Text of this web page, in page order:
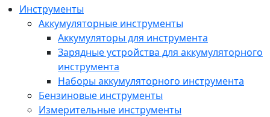
Инструменты
Аккумуляторные инструменты
Аккумуляторы для инструмента
Зарядные устройства для аккумуляторного
инструмента
Наборы аккумуляторного инструмента
Бензиновые инструменты
Измерительные инструменты